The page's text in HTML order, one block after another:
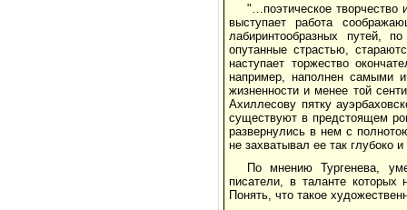
"…поэтическое творчество
выступает работа
лабиринтообразных путей,
опутанные страстью,
наступает торжество
например, наполнен самыми
жизненности и менее той
Ахиллесову пятку
существуют в предстоящем
развернулись в нем с
не захватывал ее так глубоко
По мнению Тургенева,
писатели, в таланте которых
Понять, что такое